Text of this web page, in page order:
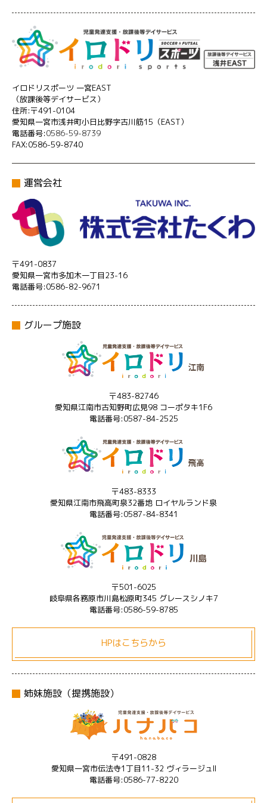
イロドリスポーツ 一宮EAST
（放課後等デイサービス）
住所:〒491-0104
愛知県一宮市浅井町小日比野字古川筋15（EAST）
電話番号:0586-59-8739
FAX:0586-59-8740
運営会社
〒491-0837
愛知県一宮市多加木一丁目23-16
電話番号:0586-82-9671
グループ施設
〒483-82746
愛知県江南市古知野町広見98 コーポタキ1F6
電話番号:0587-84-2525
〒483-8333
愛知県江南市飛高町泉32番地 ロイヤルランド泉
電話番号:0587-84-8341
〒501-6025
岐阜県各務原市川島松原町345 グレースシノキ7
電話番号:0586-59-8785
HPはこちらから
姉妹施設（提携施設）
〒491-0828
愛知県一宮市伝法寺1丁目11-32 ヴィラージュII
電話番号:0586-77-8220